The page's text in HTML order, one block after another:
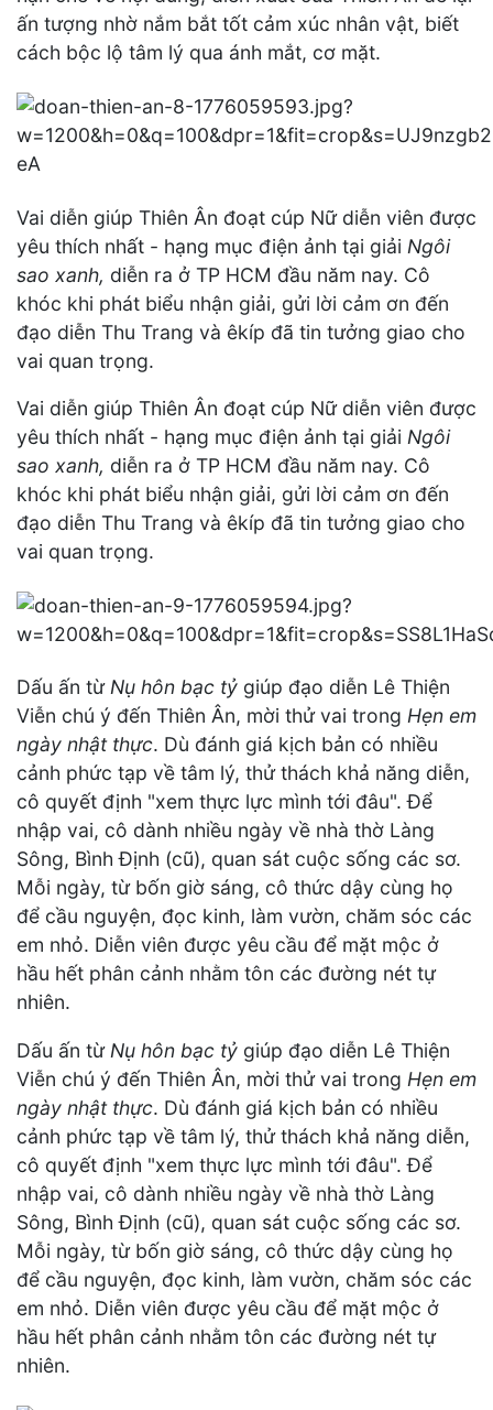
ấn tượng nhờ nắm bắt tốt cảm xúc nhân vật, biết
cách bộc lộ tâm lý qua ánh mắt, cơ mặt.
Vai diễn giúp Thiên Ân đoạt cúp Nữ diễn viên được
yêu thích nhất - hạng mục điện ảnh tại giải Ngôi
sao xanh, diễn ra ở TP HCM đầu năm nay. Cô
khóc khi phát biểu nhận giải, gửi lời cảm ơn đến
đạo diễn Thu Trang và êkíp đã tin tưởng giao cho
vai quan trọng.
Vai diễn giúp Thiên Ân đoạt cúp Nữ diễn viên được
yêu thích nhất - hạng mục điện ảnh tại giải Ngôi
sao xanh, diễn ra ở TP HCM đầu năm nay. Cô
khóc khi phát biểu nhận giải, gửi lời cảm ơn đến
đạo diễn Thu Trang và êkíp đã tin tưởng giao cho
vai quan trọng.
Dấu ấn từNụ hôn bạc tỷ giúp đạo diễn Lê Thiện
Viễn chú ý đến Thiên Ân, mời thử vai trong Hẹn em
ngày nhật thực. Dù đánh giá kịch bản có nhiều
cảnh phức tạp về tâm lý, thử thách khả năng diễn,
cô quyết định "xem thực lực mình tới đâu". Để
nhập vai, cô dành nhiều ngày về nhà thờ Làng
Sông, Bình Định (cũ), quan sát cuộc sống các sơ.
Mỗi ngày, từ bốn giờ sáng, cô thức dậy cùng họ
để cầu nguyện, đọc kinh, làm vườn, chăm sóc các
em nhỏ. Diễn viên được yêu cầu để mặt mộc ở
hầu hết phân cảnh nhằm tôn các đường nét tự
nhiên.
Dấu ấn từ Nụ hôn bạc tỷ giúp đạo diễn Lê Thiện
Viễn chú ý đến Thiên Ân, mời thử vai trong Hẹn em
ngày nhật thực. Dù đánh giá kịch bản có nhiều
cảnh phức tạp về tâm lý, thử thách khả năng diễn,
cô quyết định "xem thực lực mình tới đâu". Để
nhập vai, cô dành nhiều ngày về nhà thờ Làng
Sông, Bình Định (cũ), quan sát cuộc sống các sơ.
Mỗi ngày, từ bốn giờ sáng, cô thức dậy cùng họ
để cầu nguyện, đọc kinh, làm vườn, chăm sóc các
em nhỏ. Diễn viên được yêu cầu để mặt mộc ở
hầu hết phân cảnh nhằm tôn các đường nét tự
nhiên.